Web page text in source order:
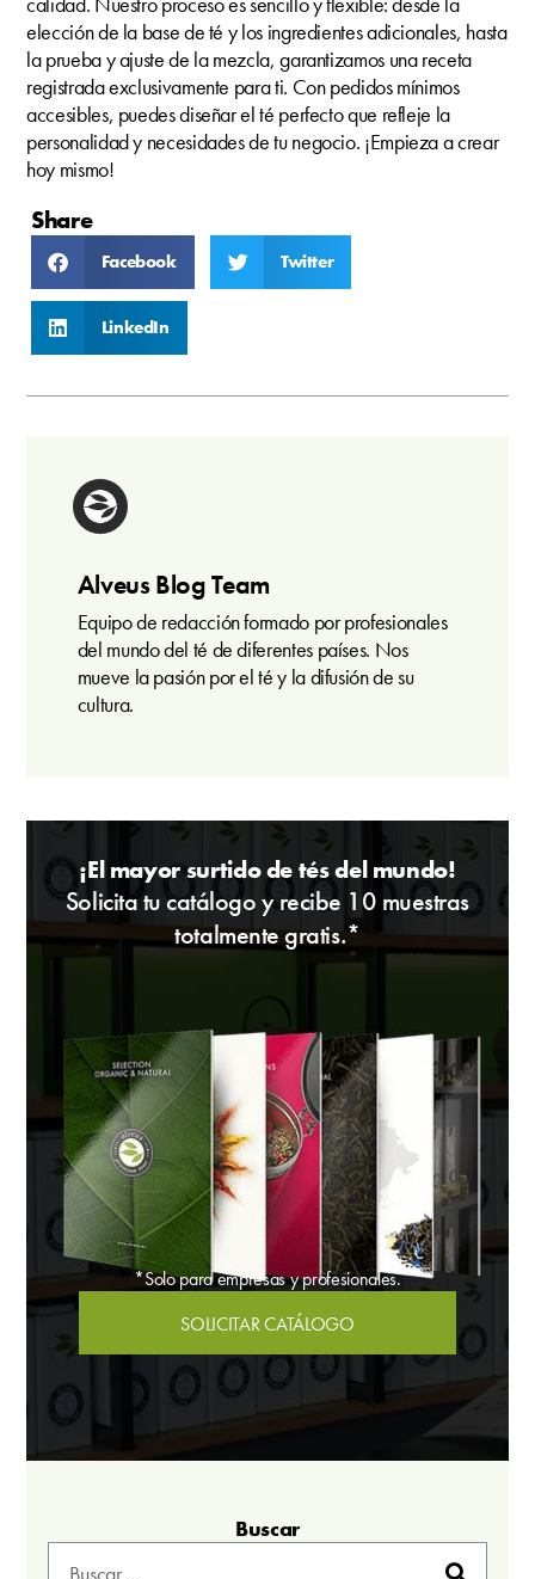
elección de la base de té y los ingredientes adicionales, hasta
la prueba y ajuste de la mezcla, garantizamos una receta
registrada exclusivamente para ti. Con pedidos mínimos
accesibles, puedes diseñar el té perfecto que refleje la
personalidad y necesidades de tu negocio. ¡Empieza a crear
hoy mismo!
Share
Facebook Twitter
LinkedIn
Alveus Blog Team
Equipo de redacción formado por profesionales
del mundo del té de diferentes países. Nos
mueve la pasión por el té y la difusión de su
cultura.
¡El mayor surtido de tés del mundo!
Solicita tu catálogo y recibe 10 muestras
totalmente gratis.*
*Solo para empresas y profesionales.
SOLICITAR CATÁLOGO
Buscar